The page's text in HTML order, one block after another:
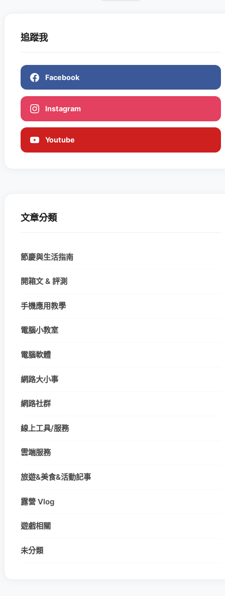
追蹤我
Facebook
Instagram
Youtube
文章分類
節慶與生活指南
開箱文 & 評測
手機應用教學
電腦小教室
電腦軟體
網路大小事
網路社群
線上工具/服務
雲端服務
旅遊&美食&活動記事
露營 Vlog
遊戲相關
未分類